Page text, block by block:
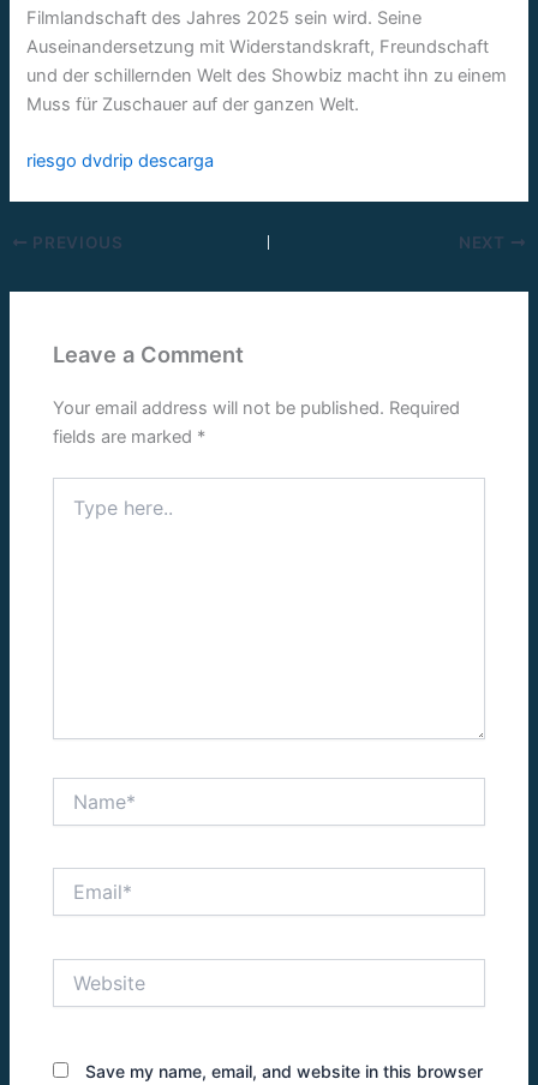
Filmlandschaft des Jahres 2025 sein wird. Seine
Auseinandersetzung mit Widerstandskraft, Freundschaft
und der schillernden Welt des Showbiz macht ihn zu einem
Muss für Zuschauer auf der ganzen Welt.
riesgo dvdrip descarga
PREVIOUS NEXT
Leave a Comment
Your email address will not be published. Required
fields are marked *
here..
Save my name, email, and website in this browser